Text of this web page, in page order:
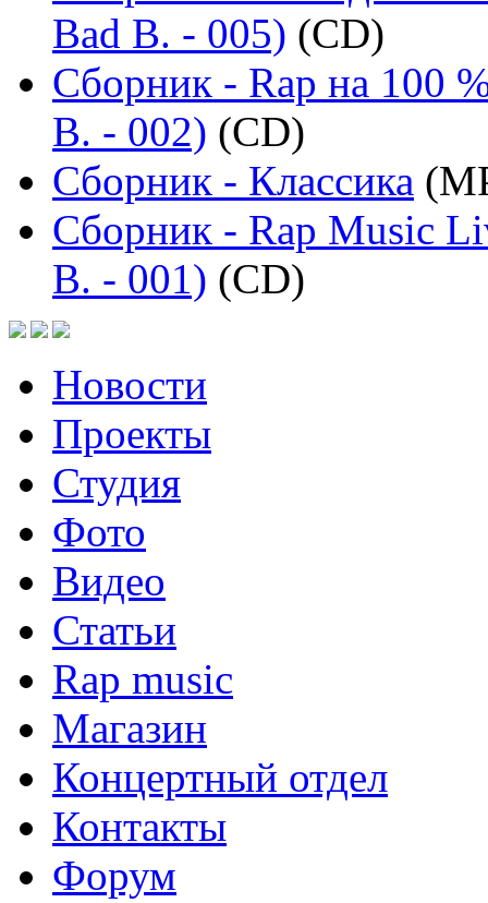
Bad B. - 005) (CD)
Сборник - Rap на 100
B. - 002) (CD)
Сборник - Классика
Сборник - Rap Music
B. - 001) (CD)
Новости
Проекты
Студия
Фото
Видео
Статьи
Rap music
Магазин
Концертный отдел
Контакты
Форум